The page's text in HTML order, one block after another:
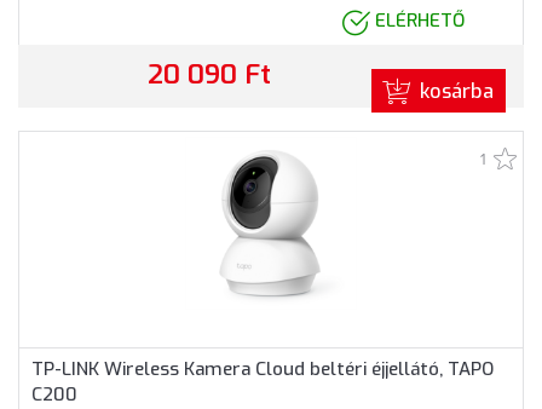
ELÉRHETŐ
20 090 Ft kosárba
1
TP-LINK Wireless Kamera Cloud beltéri éjjellátó, TAPO
C200